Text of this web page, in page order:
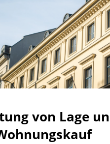
von Lage